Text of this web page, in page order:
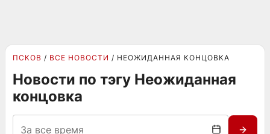
ПСКОВ ВСЕ НОВОСТИ НЕОЖИДАННАЯ КОНЦОВКА
Новости по тэгу Неожиданная
концовка